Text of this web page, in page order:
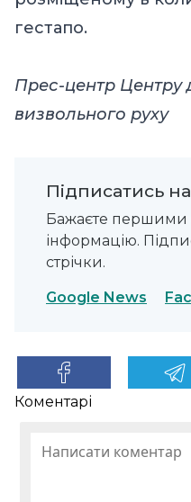
гестапо.
Прес-центр Центру
визвольного руху
Підписатись
Бажаєте першими
інформацію.
стрічки.
Google News
Коментарі